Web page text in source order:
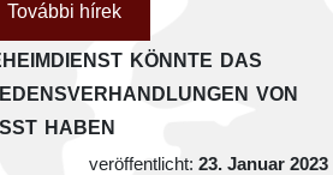
További hírek
könnte das
von
haben
veröffentlicht: 23. Januar 2023